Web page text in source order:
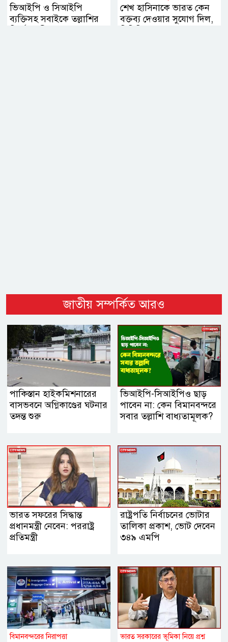
ভিআইপি ও সিআইপি
ব্যক্তিসহ সবাইকে তল্লাশির
শেখ হাসিনাকে ভারত কেন
বক্তব্য দেওয়ার সুযোগ দিল,
জাতীয় সম্পর্কিত আরও
পাকিস্তান হাইকমিশনারের
বাসভবনে অগ্নিকাণ্ডের ঘটনার
তদন্ত শুরু
ভিআইপি-সিআইপিও ছাড়
পাবেন না: কেন বিমানবন্দরে
সবার তল্লাশি বাধ্যতামূলক?
ভারত সফরের সিদ্ধান্ত
প্রধানমন্ত্রী নেবেন: পররাষ্ট্র
প্রতিমন্ত্রী
রাষ্ট্রপতি নির্বাচনের ভোটার
তালিকা প্রকাশ, ভোট দেবেন
৩৪৯ এমপি
বিমানবন্দরের নিরাপত্তা ভারত সরকারের ভূমিকা নিয়ে প্রশ্ন